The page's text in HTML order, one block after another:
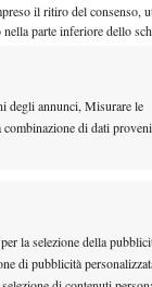
il ritiro del consenso,
parte inferiore dello
degli annunci, Misurare le
di dati
la selezione della
di pubblicità
TV